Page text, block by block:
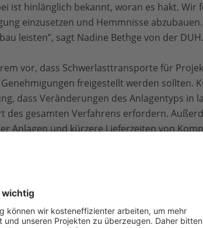
ist hinlänglich bekannt, woran es hakt. Wir
einzusetzen und Hemmnisse
leisten”, sagt Nadine Bethge von der DUH.
vor, dass Schwerlasttransporte für
freigestellt werden sollten.
dass Veränderungen des Anlagentyps in
des gesamten Verfahrens erfordern.
Anlagen und kürzere Lieferzeiten von
zuletzt braucht es mehr Fachkräfte, um
die internationale Energieagentur ihren
im vergangenen Jahr 50 Prozent
lag aber besonders auf